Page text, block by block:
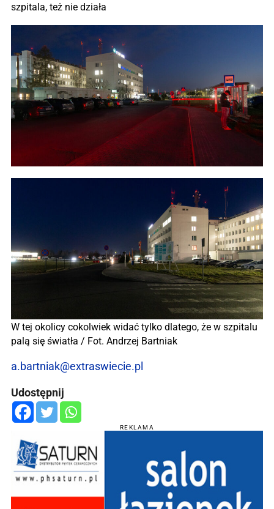
szpitala, też nie działa
W tej okolicy cokolwiek widać tylko dlatego, że w szpitalu
palą się światła / Fot. Andrzej Bartniak
a.bartniak@extraswiecie.pl
Udostępnij
REKLAMA